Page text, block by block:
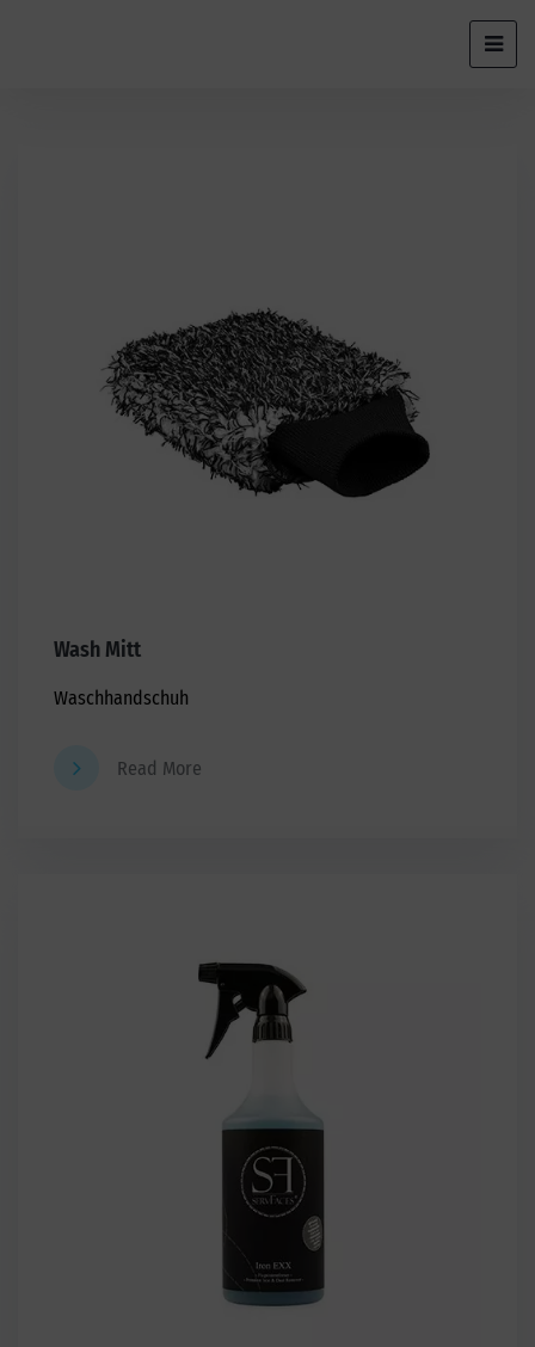
Wash Mitt
Waschhandschuh
Read More